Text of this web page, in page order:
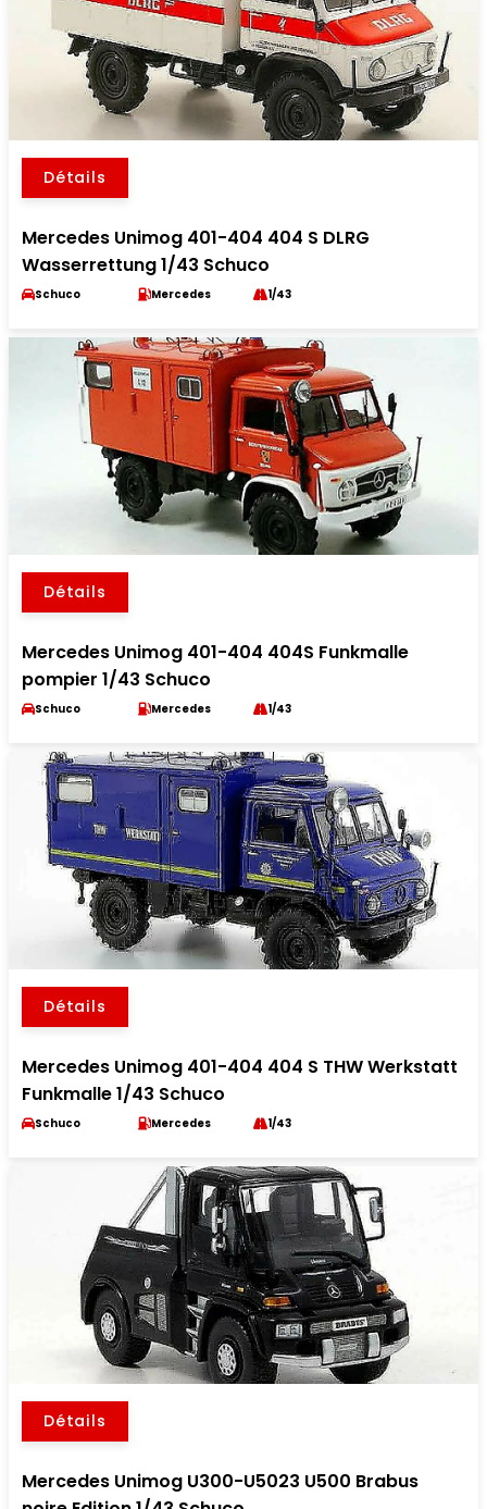
Détails
Mercedes Unimog 401-404 404 S DLRG
Wasserrettung 1/43 Schuco
Schuco Mercedes 1/43
Détails
Mercedes Unimog 401-404 404S Funkmalle
pompier 1/43 Schuco
Schuco Mercedes 1/43
Détails
Mercedes Unimog 401-404 404 S THW Werkstatt
Funkmalle 1/43 Schuco
Schuco Mercedes 1/43
Détails
Mercedes Unimog U300-U5023 U500 Brabus